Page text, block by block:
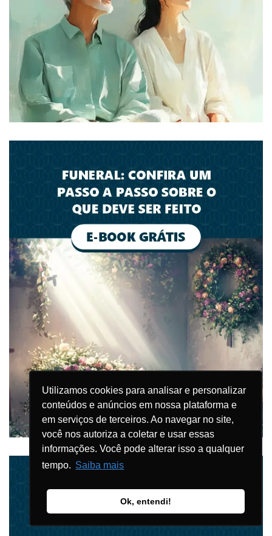
Utilizamos cookies para analisar e personalizar
conteúdos e anúncios em nossa plataforma e
em serviços de terceiros. Ao navegar no site,
você nos autoriza a coletar e usar essas
informações. Você pode alterar isso a qualquer
tempo. Saiba mais
Ok, entendi!